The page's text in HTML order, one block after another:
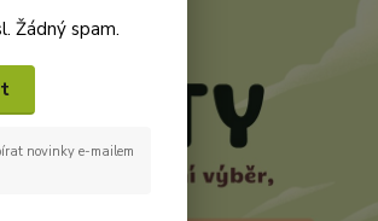
Žádný spam.
novinky e-mailem